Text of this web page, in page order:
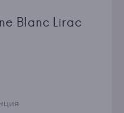
Blanc Lirac